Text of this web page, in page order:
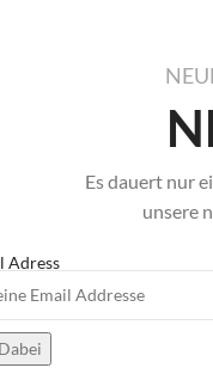
Es dauert nur
unsere
Adress